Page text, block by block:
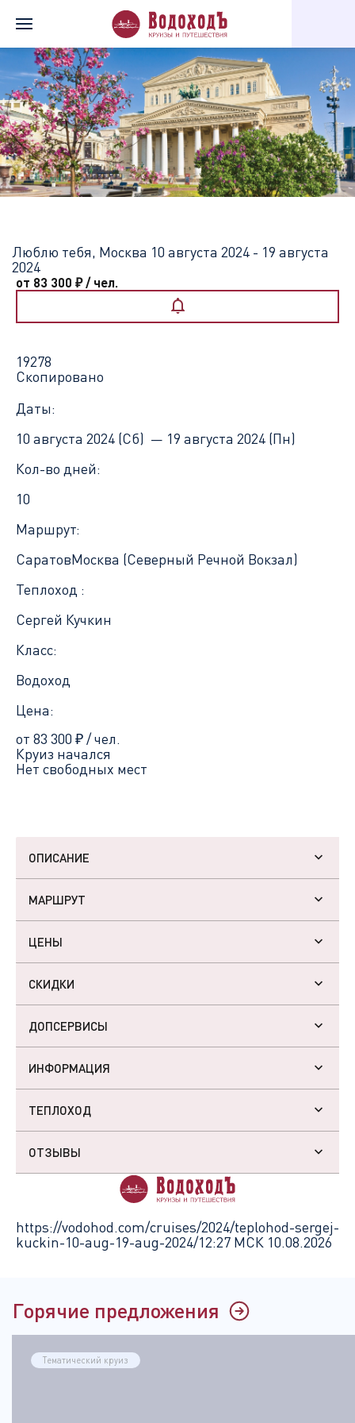
Люблю тебя, Москва 10 августа 2024 - 19 августа
2024
от 83 300 ₽/ чел.
19278
Скопировано
Даты:
10 августа 2024 (Сб) — 19 августа 2024 (Пн)
Кол-во дней:
10
Маршрут:
СаратовМосква (Северный Речной Вокзал)
Теплоход :
Сергей Кучкин
Класс:
Водоход
Цена:
от 83 300 ₽/ чел.
Круиз начался
Нет свободных мест
ОПИСАНИЕ
МАРШРУТ
ЦЕНЫ
СКИДКИ
ДОПСЕРВИСЫ
ИНФОРМАЦИЯ
ТЕПЛОХОД
ОТЗЫВЫ
https://vodohod.com/cruises/2024/teplohod-sergej-
kuckin-10-aug-19-aug-2024/12:27 МСК 10.08.2026
Горячие предложения
Тематический круиз